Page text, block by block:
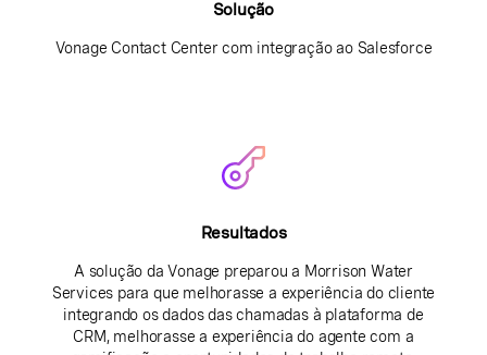
Solução
Vonage Contact Center com integração ao Salesforce
Resultados
A solução da Vonage preparou a Morrison Water
Services para que melhorasse a experiência do cliente
integrando os dados das chamadas à plataforma de
CRM, melhorasse a experiência do agente com a